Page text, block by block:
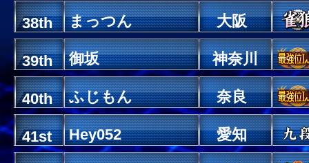
38th まっつん 大阪
39th 御坂 神奈川
40th ふじもん 奈良
41st Hey052 愛知